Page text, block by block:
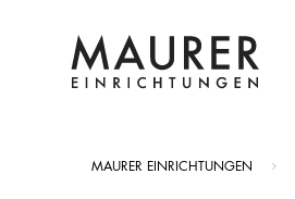
Sie sind hier:
MAURER EINRICHTUNGEN